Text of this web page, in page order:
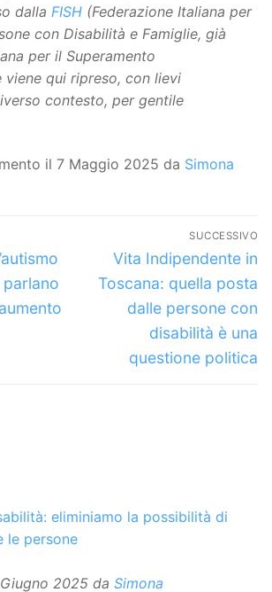
dalla FISH (Federazione Italiana per
con Disabilità e Famiglie, già
per il Superamento
viene qui ripreso, con lievi
contesto, per gentile
il 7 Maggio 2025 da Simona
SUCCESSIVO
Articolo
successivo:
Vita Indipendente in
Toscana: quella posta
dalle persone con
disabilità è una
questione politica
eliminiamo la possibilità di
le persone
2025 da Simona